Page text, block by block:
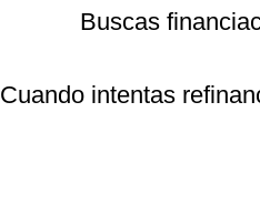
Buscas
Cuando intentas